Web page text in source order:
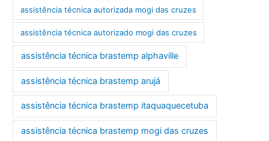
assistência técnica autorizada mogi das cruzes
assistência técnica autorizado mogi das cruzes
assistência técnica brastemp alphaville
assistência técnica brastemp arujá
assistência técnica brastemp itaquaquecetuba
assistência técnica brastemp mogi das cruzes